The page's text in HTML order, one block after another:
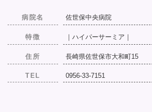
病院名 佐世保中央病院
特徴 ｜ハイパーサーミア｜
住所 長崎県佐世保市大和町15
TEL 0956-33-7151